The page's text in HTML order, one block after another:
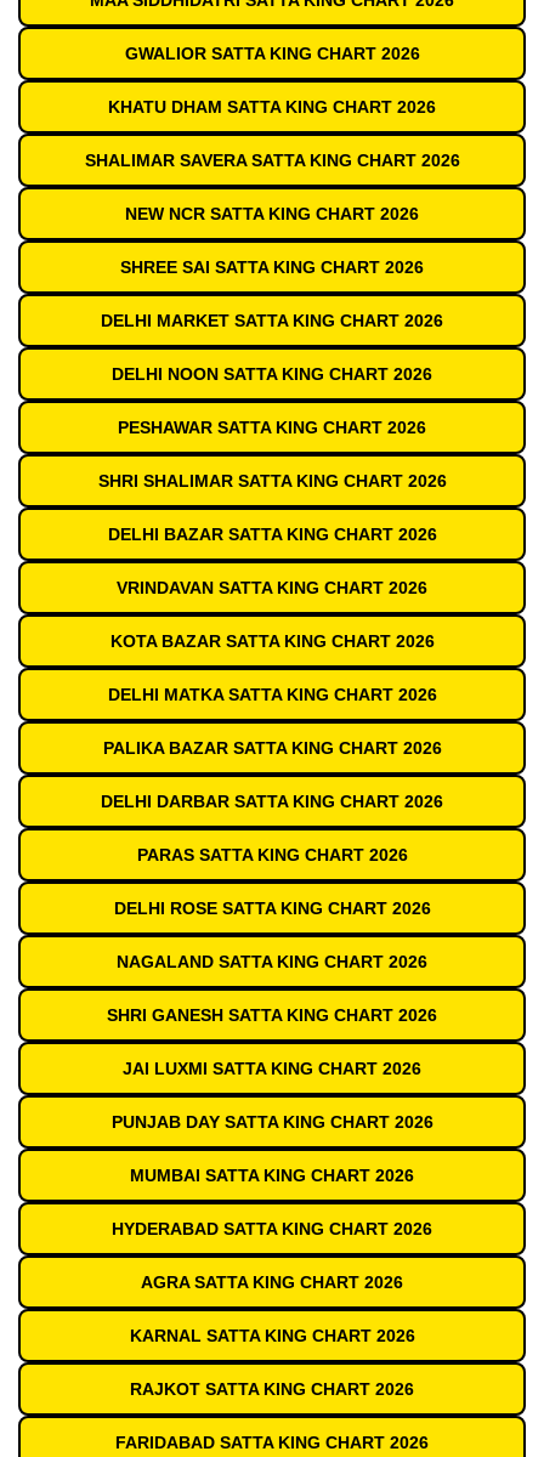
GWALIOR SATTA KING CHART 2026
KHATU DHAM SATTA KING CHART 2026
SHALIMAR SAVERA SATTA KING CHART 2026
NEW NCR SATTA KING CHART 2026
SHREE SAI SATTA KING CHART 2026
DELHI MARKET SATTA KING CHART 2026
DELHI NOON SATTA KING CHART 2026
PESHAWAR SATTA KING CHART 2026
SHRI SHALIMAR SATTA KING CHART 2026
DELHI BAZAR SATTA KING CHART 2026
VRINDAVAN SATTA KING CHART 2026
KOTA BAZAR SATTA KING CHART 2026
DELHI MATKA SATTA KING CHART 2026
PALIKA BAZAR SATTA KING CHART 2026
DELHI DARBAR SATTA KING CHART 2026
PARAS SATTA KING CHART 2026
DELHI ROSE SATTA KING CHART 2026
NAGALAND SATTA KING CHART 2026
SHRI GANESH SATTA KING CHART 2026
JAI LUXMI SATTA KING CHART 2026
PUNJAB DAY SATTA KING CHART 2026
MUMBAI SATTA KING CHART 2026
HYDERABAD SATTA KING CHART 2026
AGRA SATTA KING CHART 2026
KARNAL SATTA KING CHART 2026
RAJKOT SATTA KING CHART 2026
FARIDABAD SATTA KING CHART 2026